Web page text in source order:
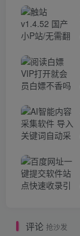
评论 抢沙发